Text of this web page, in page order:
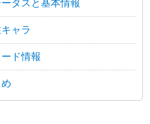
タスと基本情報
ャラ
ド情報